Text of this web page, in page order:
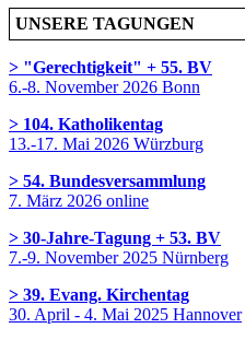
UNSERE TAGUNGEN
> "Gerechtigkeit" + 55. BV
6.-8. November 2026 Bonn
> 104. Katholikentag
13.-17. Mai 2026 Würzburg
> 54. Bundesversammlung
7. März 2026 online
> 30-Jahre-Tagung + 53. BV
7.-9. November 2025 Nürnberg
> 39. Evang. Kirchentag
30. April - 4. Mai 2025 Hannover